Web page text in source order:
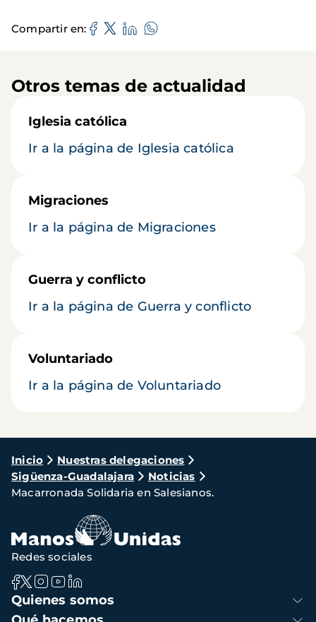
Compartir en
Otros temas de actualidad
Iglesia católica
Ir a la página de Iglesia católica
Migraciones
Ir a la página de Migraciones
Guerra y conflicto
Ir a la página de Guerra y conflicto
Voluntariado
Ir a la página de Voluntariado
Ruta
de
navegación
Inicio
Nuestras delegaciones
Sigüenza-Guadalajara
Noticias
Macarronada Solidaria en Salesianos.
Navegación
principal
Quienes somos
Redes sociales